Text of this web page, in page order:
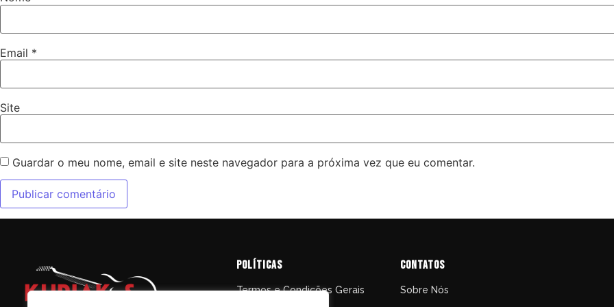
Email *
Site
Guardar o meu nome, email e site neste navegador para a próxima vez que eu comentar.
políticas
Termos e Condições Gerais
Contatos
Sobre Nós